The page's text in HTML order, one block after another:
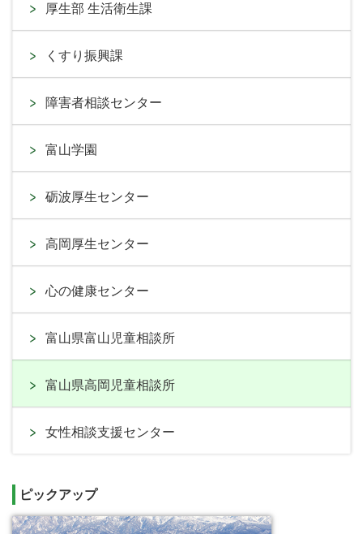
厚生部 生活衛生課
くすり振興課
障害者相談センター
富山学園
砺波厚生センター
高岡厚生センター
心の健康センター
富山県富山児童相談所
富山県高岡児童相談所
女性相談支援センター
ピックアップ